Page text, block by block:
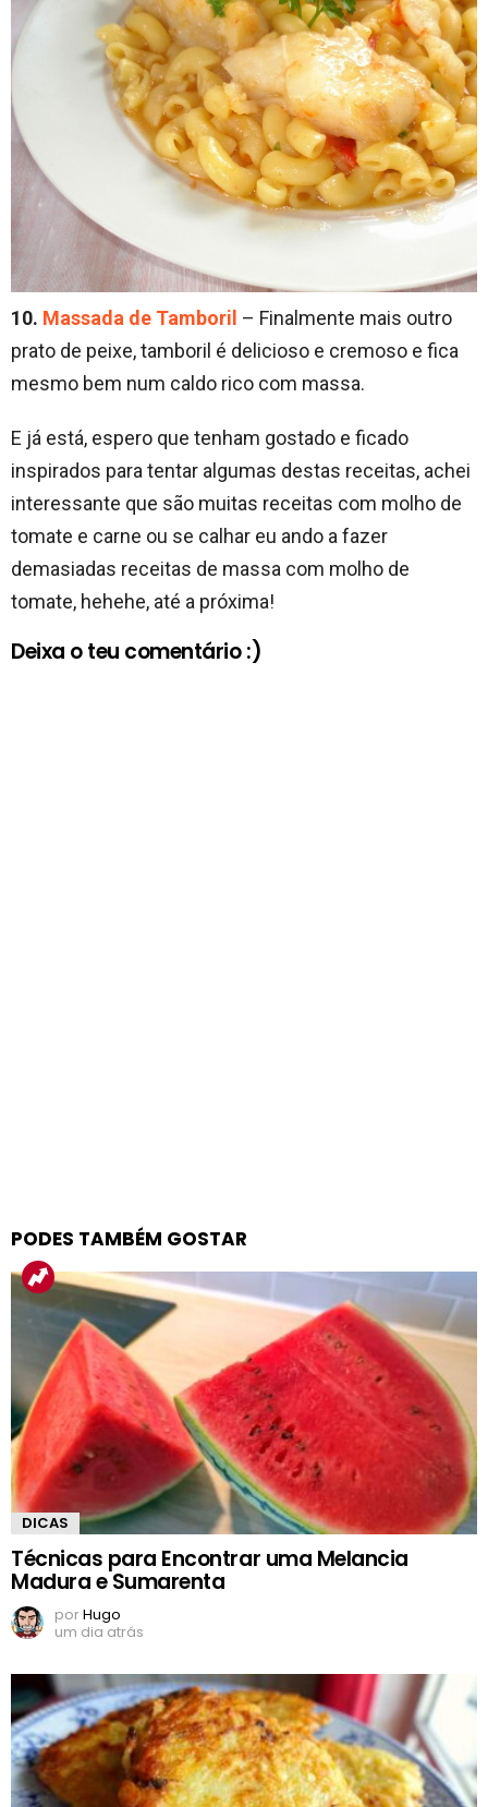
10. Massada de Tamboril – Finalmente mais outro
prato de peixe, tamboril é delicioso e cremoso e fica
mesmo bem num caldo rico com massa.
E já está, espero que tenham gostado e ficado
inspirados para tentar algumas destas receitas, achei
interessante que são muitas receitas com molho de
tomate e carne ou se calhar eu ando a fazer
demasiadas receitas de massa com molho de
tomate, hehehe, até a próxima!
Deixa o teu comentário :)
PODES TAMBÉM GOSTAR
DICAS
Técnicas para Encontrar uma Melancia
Madura e Sumarenta
porHugo
um dia atrás